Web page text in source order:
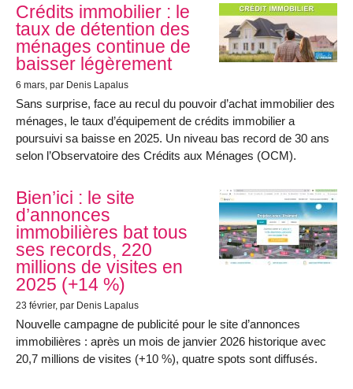
Crédits immobilier : le
taux de détention des
ménages continue de
baisser légèrement
6 mars, par Denis Lapalus
Sans surprise, face au recul du pouvoir d’achat immobilier des
ménages, le taux d’équipement de crédits immobilier a
poursuivi sa baisse en 2025. Un niveau bas record de 30 ans
selon l’Observatoire des Crédits aux Ménages (OCM).
Bien’ici : le site
d’annonces
immobilières bat tous
ses records, 220
millions de visites en
2025 (+14 %)
23 février, par Denis Lapalus
Nouvelle campagne de publicité pour le site d’annonces
immobilières : après un mois de janvier 2026 historique avec
20,7 millions de visites (+10 %), quatre spots sont diffusés.